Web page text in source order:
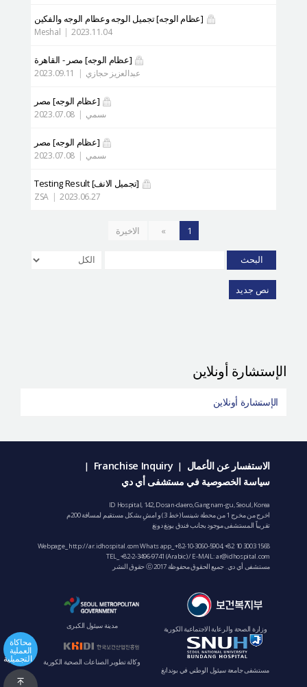
[عظام الوجه]تجميل الوجه وعظام الوجه والفكين
Meshal | 2023.11.04
[عظام الوجه] مصر - القاهرة
عبدالعزيز حجازي |
2023.09.11
[عظام الوجه] مصر
ىسمي |
2023.07.08
[عظام الوجه] مصر
ىسمي |
2023.07.08
[تجميل الانف]Testing Result
ZSA | 2023.06.27
1
» الاخيرة
البحث
نص جديد
الإستشارة أونلاين
الإستشارة أونلاين
الاستفسار عن الأعمال |
Franchise Inquiry
|
سياسة الخصوصية في مستشفى أي دي
ID Hospital, 142, Dosan-daero, Gangnam-gu, Seoul, Korea
اخرج من مخرج 1 من محطة شينسا (خط 3) و امشِ بشكل مستقيم لمسافة 200م
تقريباً المستشفى موجود بجانب فندق يونغ دونغ
Webpage_ http://ar.idhospital.com Whats app_+82-10-3060-5904,+82 10 3003 1568
TEL_ +82-2-3496-9741 (Arabic) / E-MAIL:ar@idhospital.com
مستشفى أي دي. جميع الحقوق محفوظة ⓒ 2017 حقوق النشر
وزارة الصحة والرعاية الاجتماعية الكورية مدينة سيئول الكبرى
مستشفى جامعة سيئول الوطني في بوندانغ
وكالة تطوير الصناعات الصحية الكورية
محاكاة
العملية
التجميلية